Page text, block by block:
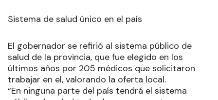
Sistema de salud único en el país
El gobernador se refirió al sistema público de
salud de la provincia, que fue elegido en los
últimos años por 205 médicos que solicitaron
trabajar en el, valorando la oferta local.
“En ninguna parte del país tendrá el sistema